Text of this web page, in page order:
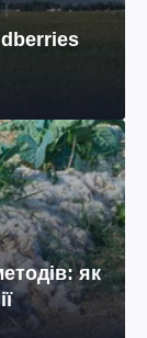
як